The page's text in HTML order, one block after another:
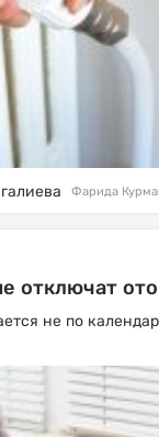
Фарида
отключат
не по